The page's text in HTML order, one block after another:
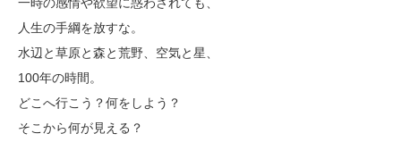
人生の手綱を放すな。
水辺と草原と森と荒野、空気と星、
100年の時間。
どこへ行こう？何をしよう？
そこから何が見える？